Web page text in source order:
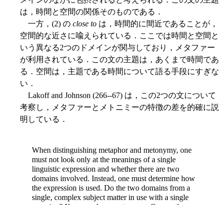
は，時間と空間の関係そのものである．
一方，(2) の close to は，時間的に間近であることが，
空間的な近さに喩えられている．ここでは時間と空間と
いう異なる2つのドメインが関与しており，メタファー
が利用されている．この文の主題は，あくまで時間であ
る．空間は，主題である時間について語る手段にすぎな
い．
Lakoff and Johnson (266--67) は，この2つの文について
考察し，メタファーとメトニミーの特徴の差を的確に説
明している．
When distinguishing metaphor and metonymy, one
must not look only at the meanings of a single
linguistic expression and whether there are two
domains involved. Instead, one must determine how
the expression is used. Do the two domains from a
single, complex subject matter in use with a single